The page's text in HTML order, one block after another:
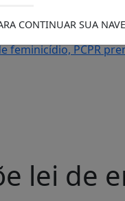
Prefeitura
moradora que teve a
PCPR
lei de
CONTINUAR SUA